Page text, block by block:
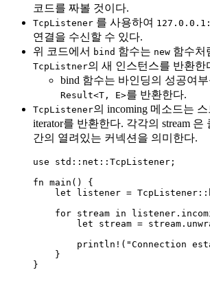
코드를 짜볼 것이다.
TcpListener 를 사용하여
연결을 수신할 수 있다.
위 코드에서 bind 함수는 new 함수처
TcpListner의 새 인스턴스를 반환한
bind 함수는 바인딩의 성공여
Result<T, E>를 반환한다.
TcpListener의 incoming 메소드는
iterator를 반환한다. 각각의 stream 은
간의 열려있는 커넥션을 의미한다.
use std :: net :: TcpListener;
fn main () {
let
listener = TcpListener ::
for stream in listener .
let
stream = stream .
println! ( "Connection
}
}